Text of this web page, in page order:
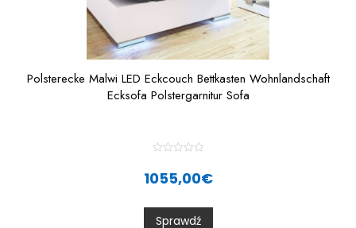
Polsterecke Malwi LED Eckcouch Bettkasten Wohnlandschaft
Ecksofa Polstergarnitur Sofa
t
0
o
1055,00€
Sprawdź